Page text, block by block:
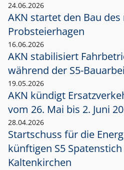
24.06.2026
AKN startet den Bau
Probsteierhagen
16.06.2026
AKN stabilisiert
während der S5-
19.05.2026
AKN kündigt
vom 26. Mai bis 2. Juni
28.04.2026
Startschuss für die
künftigen S5
Kaltenkirchen